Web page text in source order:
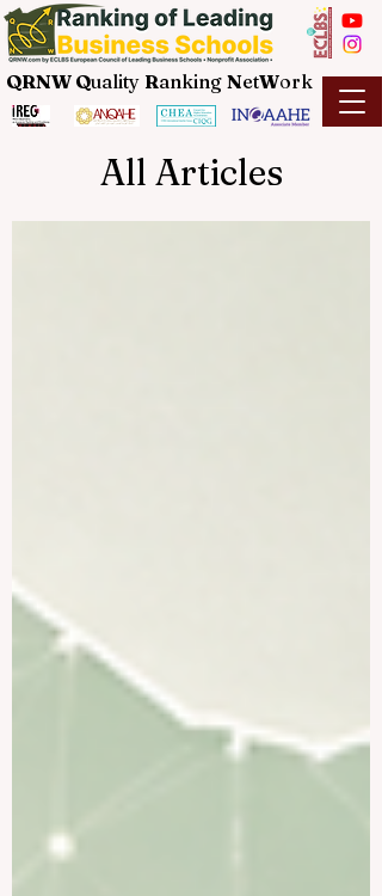
QRNW Quality Ranking NetWork
All Articles